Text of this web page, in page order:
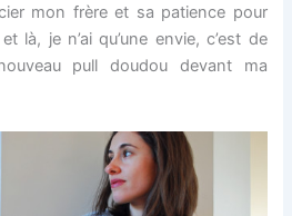
mon frère et sa patience pour
là, je n’ai qu’une envie, c’est de
pull doudou devant ma